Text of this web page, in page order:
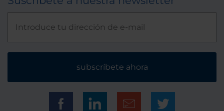
subscríbete ahora